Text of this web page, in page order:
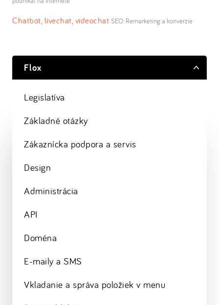
Chatbot, livechat, videochat SEO: Remarketing a konverzie
Flox
Legislatíva
Základné otázky
Zákaznícka podpora a servis
Design
Administrácia
API
Doména
E-maily a SMS
Vkladanie a správa položiek v menu